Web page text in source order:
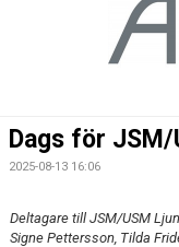
DOKUMENT
GULDLOPPET
Dags för
2025-08-13 16:06
Deltagare till JSM/USM
Signe Pettersson, Tilda